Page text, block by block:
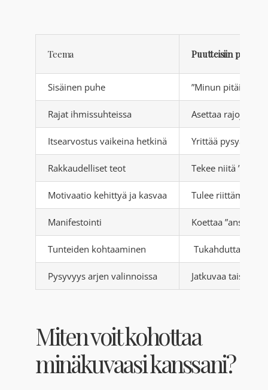
Teema Puutteisiin
Sisäinen puhe ”Minun pitäisi
Rajat ihmissuhteissa Asettaa rajoja
Itsearvostus vaikeina hetkinä Yrittää pysyä
Rakkaudelliset teot Tekee niitä
Motivaatio kehittyä ja kasvaa Tulee
Manifestointi Koettaa ”ansaita”
Tunteiden kohtaaminen Tukahduttaa tai
Pysyvyys arjen valinnoissa Jatkuvaa taistelua
Miten voit kohottaa
minäkuvaasi kanssani?